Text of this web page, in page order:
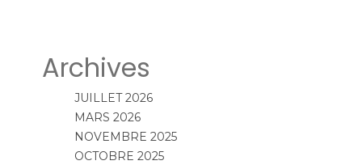
Archives
JUILLET 2026
MARS 2026
NOVEMBRE 2025
OCTOBRE 2025